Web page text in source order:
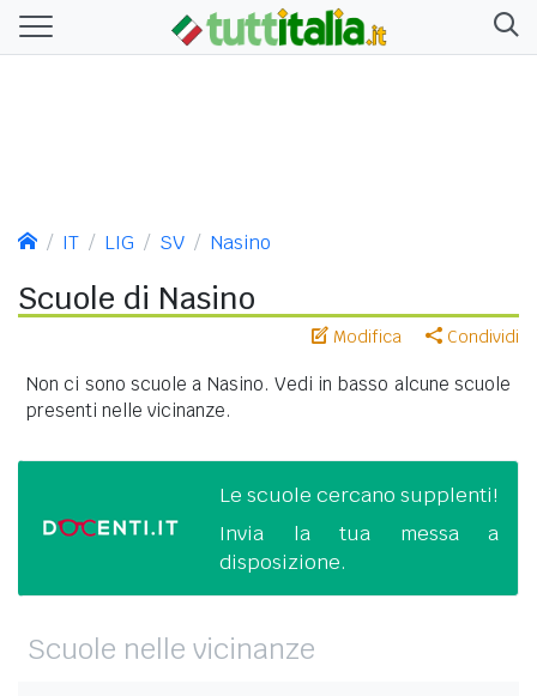
IT LIG SV Nasino
Scuole di Nasino
Modifica Condividi
Non ci sono scuole a Nasino. Vedi in basso alcune scuole
presenti nelle vicinanze.
Le scuole cercano supplenti!
Invia la tua messa a
disposizione.
Scuole nelle vicinanze